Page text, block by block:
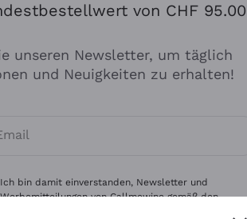
Bosco
Gavi
von CHF 95.00
unseren Newsletter, um täglich
und Neuigkeiten zu erhalten!
Einwilligungen zum Erhalt von
Ich bin damit einverstanden, Newsletter und
Werbemitteilungen von Callmewine gemäß den -